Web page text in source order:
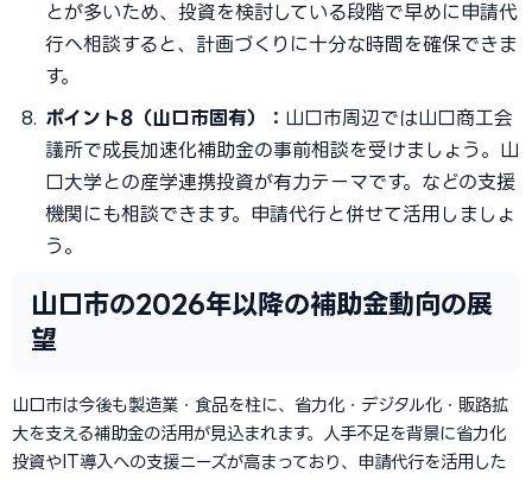
とが多いため、投資を検討している段階で早めに申請代
行へ相談すると、計画づくりに十分な時間を確保できま
す。
ポイント8（山口市固有）： 山口市周辺では山口商工会
議所で成長加速化補助金の事前相談を受けましょう。山
口大学との産学連携投資が有力テーマです。などの支援
機関にも相談できます。申請代行と併せて活用しましょ
う。
山口市の2026年以降の補助金動向の展
望
山口市は今後も製造業・食品を柱に、省力化・デジタル化・販路拡
大を支える補助金の活用が見込まれます。人手不足を背景に省力化
投資やIT導入への支援ニーズが高まっており、申請代行を活用した